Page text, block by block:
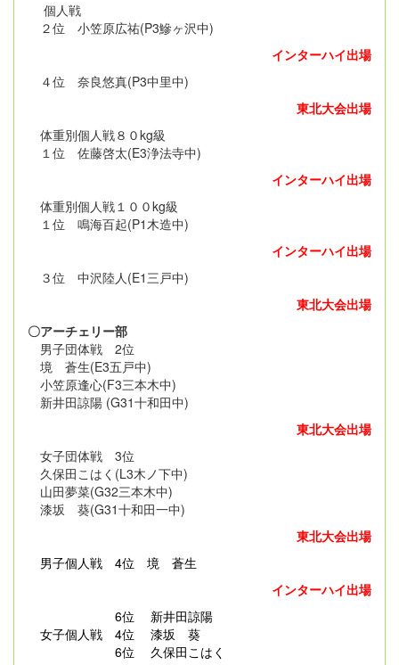
個人戦
２位 小笠原広祐(P3鰺ヶ沢中)
インターハイ出場
４位 奈良悠真(P3中里中)
東北大会出場
体重別個人戦８０kg級
１位 佐藤啓太(E3浄法寺中)
インターハイ出場
体重別個人戦１００kg級
１位 鳴海百起(P1木造中)
インターハイ出場
３位 中沢陸人(E1三戸中)
東北大会出場
〇アーチェリー部
男子団体戦 2位
境 蒼生(E3五戸中)
小笠原逢心(F3三本木中)
新井田諒陽 (G31十和田中)
東北大会出場
女子団体戦 3位
久保田こはく(L3木ノ下中)
山田夢菜(G32三本木中)
漆坂 葵(G31十和田一中)
東北大会出場
男子個人戦 4位 境 蒼生
インターハイ出場
6位 新井田諒陽
女子個人戦 4位 漆坂 葵
6位 久保田こはく